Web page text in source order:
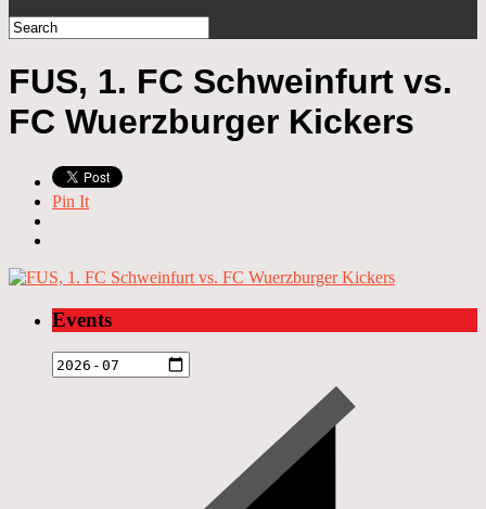
FUS, 1. FC Schweinfurt vs.
FC Wuerzburger Kickers
Pin It
Events